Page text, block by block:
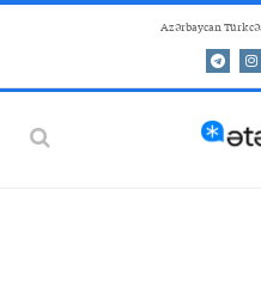
Azərbaycan
Instagram
Telegram